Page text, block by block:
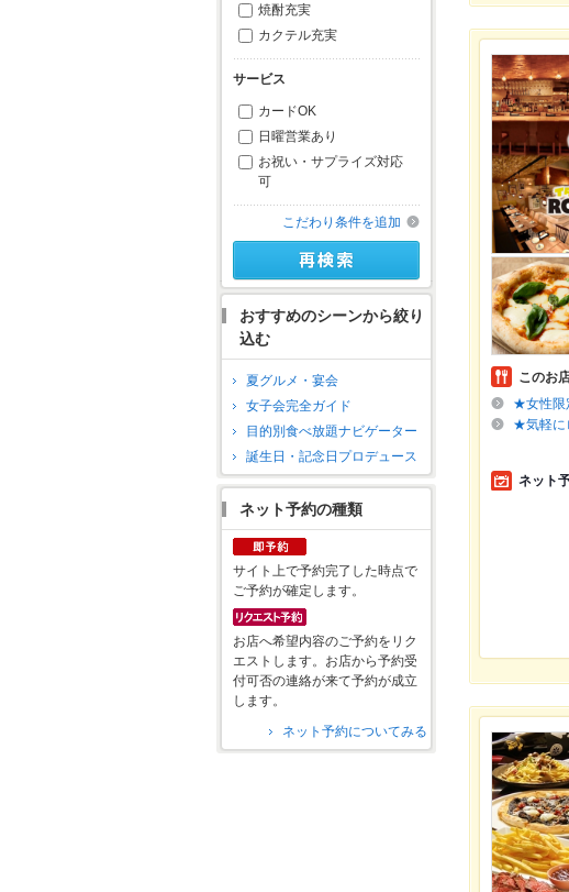
焼酎充実
カクテル充実
サービス
カードOK
日曜営業あり
お祝い・サプライズ対応
可
こだわり条件を追加
おすすめのシーンから絞り
込む
夏グルメ・宴会
女子会完全ガイド
目的別食べ放題ナビゲーター
誕生日・記念日プロデュース
ネット予約の種類
サイト上で予約完了した時点で
ご予約が確定します。
お店へ希望内容のご予約をリク
エストします。お店から予約受
付可否の連絡が来て予約が成立
します。
ネット予約についてみる
このお
★女性限
★気軽に
ネット